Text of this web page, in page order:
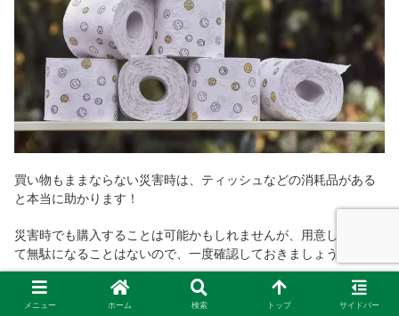
買い物もままならない災害時は、ティッシュなどの消耗品がある
と本当に助かります！
災害時でも購入することは可能かもしれませんが、用意しておい
て無駄になることはないので、一度確認しておきましょう！
メニュー ホーム 検索 トップ サイドバー